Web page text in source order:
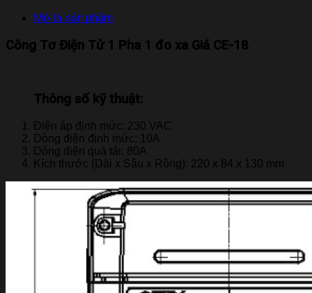
Mô tả sản phẩm
Công Tơ Điện Tử 1 Pha 1 đo xa Giá CE-18
Thông số kỹ thuật:
Điện áp định mức: 230 VAC
Dòng điện định mức: 10A
Dòng điện quá tải: 80A
Kích thước (Dài x Sâu x Rộng): 220 x 84 x 130 mm